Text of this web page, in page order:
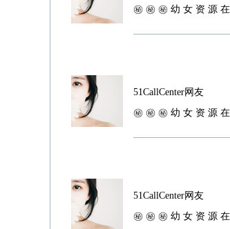
㊙️ ㊙️ ㊙️ 幼 女 资 源
51CallCenter网友
㊙️ ㊙️ ㊙️ 幼 女 资 源
51CallCenter网友
㊙️ ㊙️ ㊙️ 幼 女 资 源